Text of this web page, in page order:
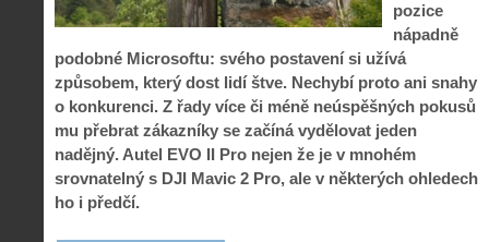
pozice
nápadně
podobné Microsoftu: svého postavení si užívá
způsobem, který dost lidí štve. Nechybí proto ani snahy
o konkurenci. Z řady více či méně neúspěšných pokusů
mu přebrat zákazníky se začíná vydělovat jeden
nadějný. Autel EVO II Pro nejen že je v mnohém
srovnatelný s DJI Mavic 2 Pro, ale v některých ohledech
ho i předčí.